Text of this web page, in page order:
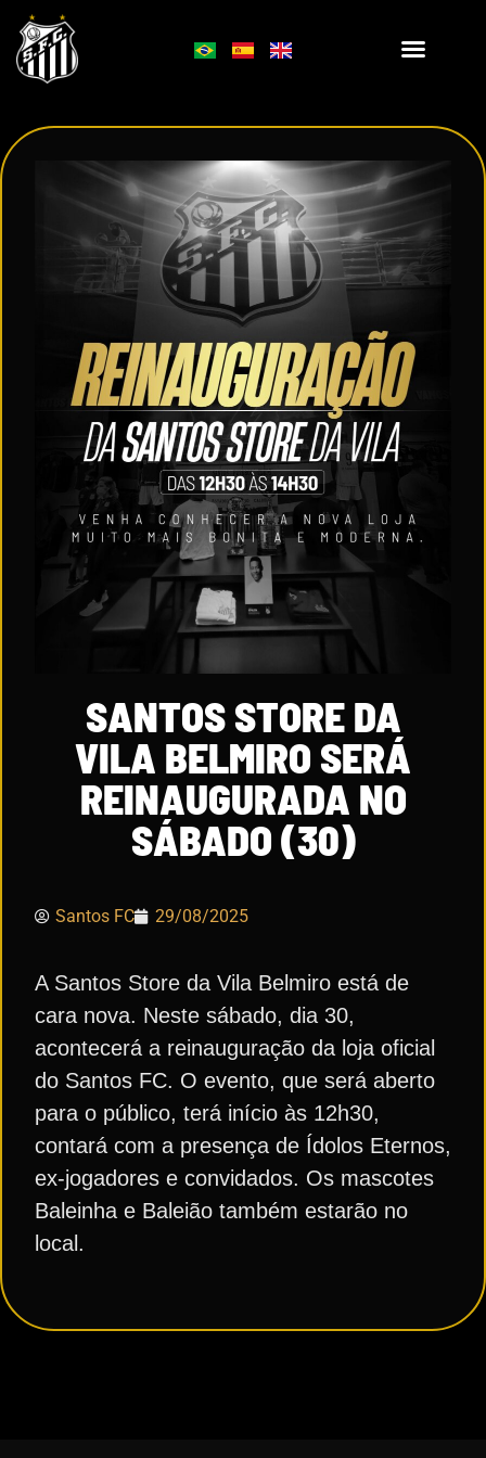
SANTOS STORE DA
VILA BELMIRO SERÁ
REINAUGURADA NO
SÁBADO (30)
Santos FC 29/08/2025
A Santos Store da Vila Belmiro está de
cara nova. Neste sábado, dia 30,
acontecerá a reinauguração da loja oficial
do Santos FC. O evento, que será aberto
para o público, terá início às 12h30,
contará com a presença de Ídolos Eternos,
ex-jogadores e convidados. Os mascotes
Baleinha e Baleião também estarão no
local.